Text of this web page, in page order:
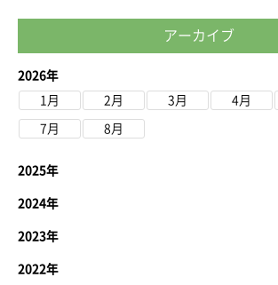
アーカイブ
2026年
1月
2月 3月 4月
7月 8月
2025年
2024年
2023年
2022年